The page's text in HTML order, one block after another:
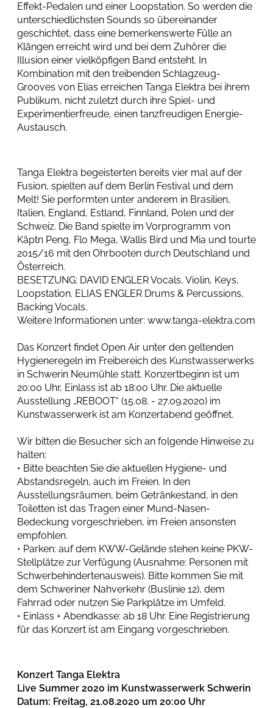
Effekt-Pedalen und einer Loopstation. So werden die
unterschiedlichsten Sounds so übereinander
geschichtet, dass eine bemerkenswerte Fülle an
Klängen erreicht wird und bei dem Zuhörer die
Illusion einer vielköpfigen Band entsteht. In
Kombination mit den treibenden Schlagzeug-
Grooves von Elias erreichen Tanga Elektra bei ihrem
Publikum, nicht zuletzt durch ihre Spiel- und
Experimentierfreude, einen tanzfreudigen Energie-
Austausch.
Tanga Elektra begeisterten bereits vier mal auf der
Fusion, spielten auf dem Berlin Festival und dem
Melt! Sie performten unter anderem in Brasilien,
Italien, England, Estland, Finnland, Polen und der
Schweiz. Die Band spielte im Vorprogramm von
Käptn Peng, Flo Mega, Wallis Bird und Mia und tourte
2015/16 mit den Ohrbooten durch Deutschland und
Österreich.
BESETZUNG: DAVID ENGLER Vocals, Violin, Keys,
Loopstation. ELIAS ENGLER Drums & Percussions,
Backing Vocals.
Weitere Informationen unter: www.tanga-elektra.com
Das Konzert findet Open Air unter den geltenden
Hygieneregeln im Freibereich des Kunstwasserwerks
in Schwerin Neumühle statt. Konzertbeginn ist um
20:00 Uhr, Einlass ist ab 18:00 Uhr. Die aktuelle
Ausstellung „REBOOT“ (15.08. - 27.09.2020) im
Kunstwasserwerk ist am Konzertabend geöffnet.
Wir bitten die Besucher sich an folgende Hinweise zu
halten:
• Bitte beachten Sie die aktuellen Hygiene- und
Abstandsregeln, auch im Freien. In den
Ausstellungsräumen, beim Getränkestand, in den
Toiletten ist das Tragen einer Mund-Nasen-
Bedeckung vorgeschrieben, im Freien ansonsten
empfohlen.
• Parken: auf dem KWW-Gelände stehen keine PKW-
Stellplätze zur Verfügung (Ausnahme: Personen mit
Schwerbehindertenausweis). Bitte kommen Sie mit
dem Schweriner Nahverkehr (Buslinie 12), dem
Fahrrad oder nutzen Sie Parkplätze im Umfeld.
• Einlass + Abendkasse: ab 18 Uhr. Eine Registrierung
für das Konzert ist am Eingang vorgeschrieben.
Konzert Tanga Elektra
Live Summer 2020 im Kunstwasserwerk Schwerin
Datum: Freitag, 21.08.2020 um 20:00 Uhr